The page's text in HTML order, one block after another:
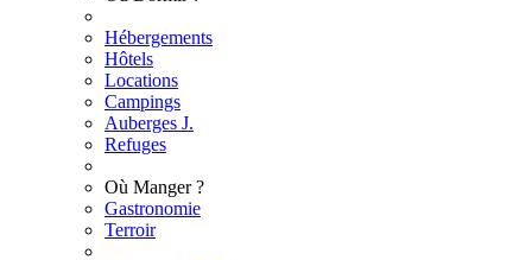
Hébergements
Hôtels
Locations
Campings
Auberges J.
Refuges
Où Manger ?
Gastronomie
Terroir